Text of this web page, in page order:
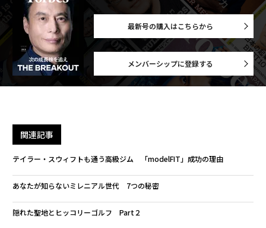
最新号の購入はこちらから
メンバーシップに登録する
関連記事
テイラー・スウィフトも通う高級ジム 「modelFIT」成功の理由
あなたが知らないミレニアル世代 7つの秘密
隠れた聖地とヒッコリーゴルフ Part２